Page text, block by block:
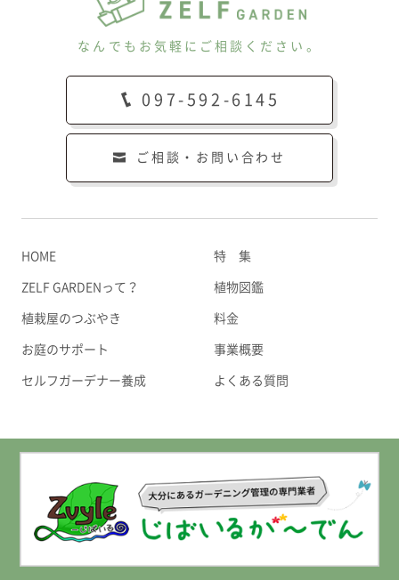
なんでもお気軽にご相談ください。
097-592-6145
ご相談・お問い合わせ
HOME
ZELF GARDENって？
植栽屋のつぶやき
お庭のサポート
セルフガーデナー養成
特 集
植物図鑑
料金
事業概要
よくある質問